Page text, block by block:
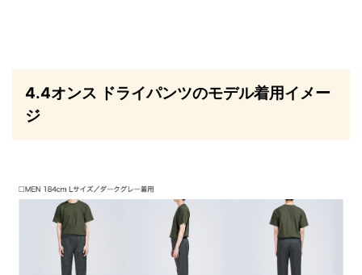
4.4オンス ドライパンツのモデル着用イメー
ジ